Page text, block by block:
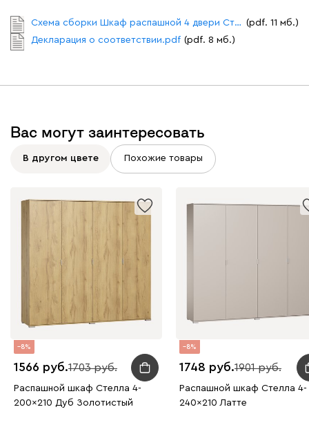
Схема сборки Шкаф распашной 4 двери Стелла.pdf (pdf. 11 мб.)
Декларация о соответствии.pdf (pdf. 8 мб.)
Вас могут заинтересовать
В другом цвете Похожие товары
8
1566 1703
Распашной шкаф Стелла 4-
200x210 Дуб Золотистый
8
1748 1901
Распашной шкаф Стелла 4-
240x210 Латте